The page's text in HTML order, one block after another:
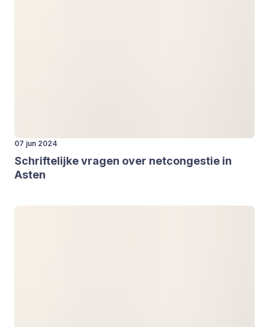
07 jun 2024
Schrif­te­lij­ke vra­gen over net­con­ges­tie in
Asten